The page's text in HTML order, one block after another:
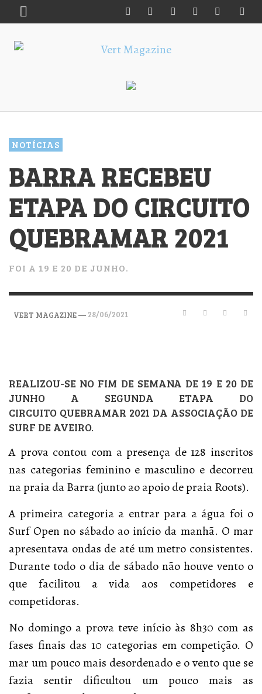
NOTÍCIAS
BARRA RECEBEU
ETAPA DO CIRCUITO
QUEBRAMAR 2021
FOI A 19 E 20 DE JUNHO.
VERT MAGAZINE— 28/06/2021
REALIZOU-SE NO FIM DE SEMANA DE 19 E 20 DE
JUNHO A SEGUNDA ETAPA DO
CIRCUITO QUEBRAMAR 2021 DA ASSOCIAÇÃO DE
SURF DE AVEIRO.
A prova contou com a presença de 128 inscritos
nas categorias feminino e masculino e decorreu
na praia da Barra (junto ao apoio de praia Roots).
A primeira categoria a entrar para a água foi o
Surf Open no sábado ao início da manhã. O mar
apresentava ondas de até um metro consistentes.
Durante todo o dia de sábado não houve vento o
que facilitou a vida aos competidores e
competidoras.
No domingo a prova teve início às 8h30 com as
fases finais das 10 categorias em competição. O
mar um pouco mais desordenado e o vento que se
fazia sentir dificultou um pouco mais as